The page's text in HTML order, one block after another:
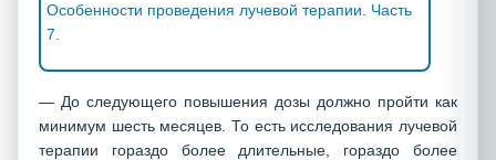
Особенности проведения лучевой терапии. Часть
7.
— До следующего повышения дозы должно пройти как
минимум шесть месяцев. То есть исследования лучевой
терапии гораздо более длительные, гораздо более